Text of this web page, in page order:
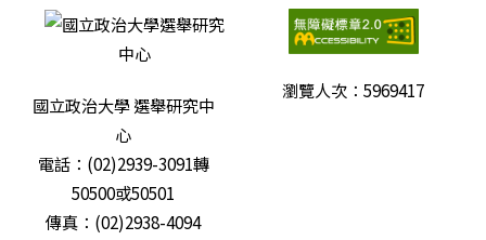
國立政治大學 選舉研究中
心
電話：(02)2939-3091轉
50500或50501
傳真：(02)2938-4094
瀏覽人次：5969417